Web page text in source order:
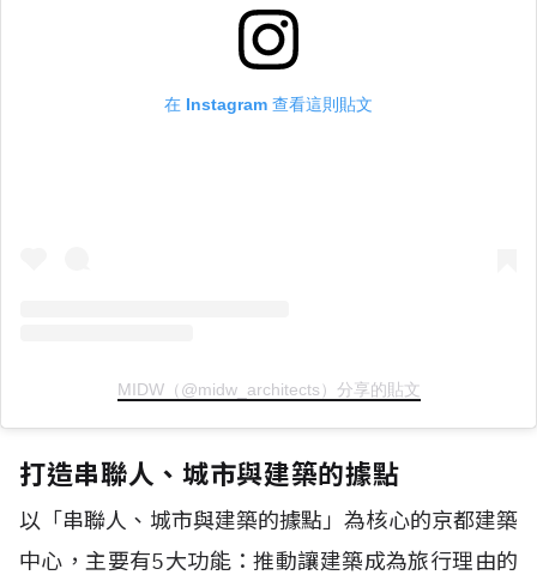
在 Instagram 查看這則貼文
MIDW（@midw_architects）分享的貼文
打造串聯人、城市與建築的據點
以「串聯人、城市與建築的據點」為核心的京都建築
中心，主要有5大功能：推動讓建築成為旅行理由的